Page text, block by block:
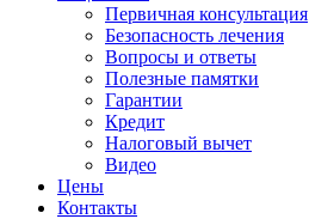
Первичная консультация
Безопасность лечения
Вопросы и ответы
Полезные памятки
Гарантии
Кредит
Налоговый вычет
Видео
Цены
Контакты